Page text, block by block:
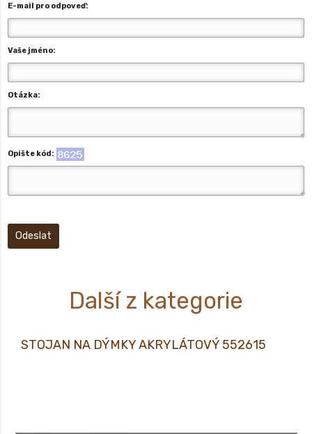
E-mail pro odpoveď:
Vaše jméno:
Otázka:
Opište kód:
Odeslat
Další z kategorie
STOJAN NA DÝMKY AKRYLÁTOVÝ 552615